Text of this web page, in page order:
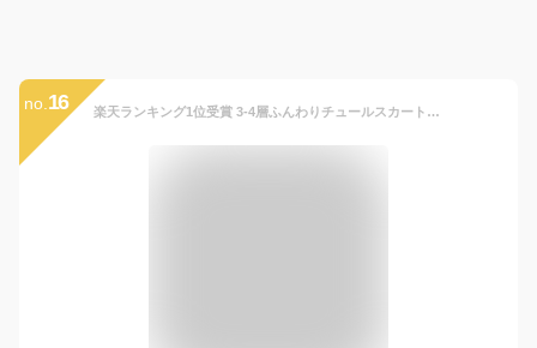
no. 16 楽天ランキング1位受賞 3-4層ふんわりチュールスカート キッズ5サイズ 全13色 女の子 ガーリー チュチュスカート 発表会衣装 バレエ ダンス フリル フレアスカート ペチコート メッシュ レース ひざ丈 ロング ボリューム ふわふわ プリーツ 子ども用 子供